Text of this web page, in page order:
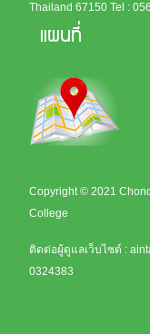
Thailand 67150 Tel :
แผนที่
Copyright © 2021
College
ติดต่อผู้ดูแลเว็บไซต์ :
0324383